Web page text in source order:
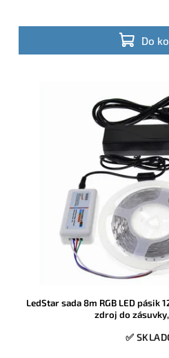
Do
LedStar sada 8m RGB LED pásik
zdroj do
✅